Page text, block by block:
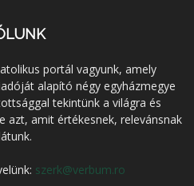
portál vagyunk, amely
alapító négy egyházmegye
tekintünk a világra és
azt, amit értékesnek, relevánsnak
szerk@verbum.ro